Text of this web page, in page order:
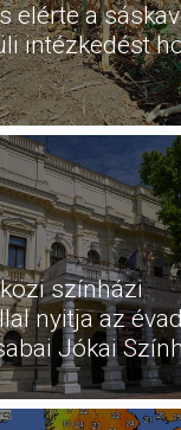
elérte a
intézkedést
színházi
nyitja az
Jókai